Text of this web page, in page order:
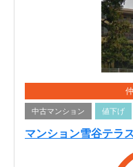
中古マンション 値下げ
マンション雪谷テラ